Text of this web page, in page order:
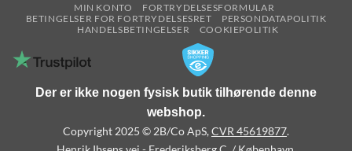
MIN KONTO
FORTRYDELSESFORMULAR
BETINGELSER FOR FORTRYDELSESRET
PERSONDATAPOLITIK
HANDELSBETINGELSER
COOKIEPOLITIK
Der er ikke nogen fysisk butik tilhørende denne
webshop.
Copyright 2025 © 2B/Co ApS,CVR 45619877.